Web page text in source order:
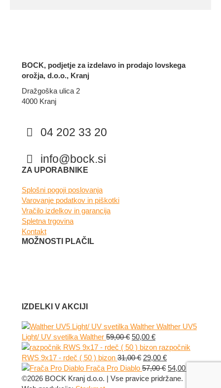
BOCK, podjetje za izdelavo in prodajo lovskega
orožja, d.o.o., Kranj
Dražgoška ulica 2
4000 Kranj
04 202 33 20
info@bock.si
Facebook
Instagram
ZA UPORABNIKE
Splošni pogoji poslovanja
Varovanje podatkov in piškotki
Vračilo izdelkov in garancija
Spletna trgovina
Kontakt
MOŽNOSTI PLAČIL
IZDELKI V AKCIJI
Walther UV5
Light/ UV svetilka Walther 59,00€ Izvirna
cena
je
bila:
59,00 €.
50,00 €Trenutna
cena
je:
50,00 €.
razpočnik
RWS 9x17 - rdeč ( 50 ) bizon 31,00€ Izvirna
cena
je
29,00 €Trenutna
cena
je:
Frača Pro Diablo 57,00€ Izvirna
cena
54,00
©2026 BOCK Kranj d.o.o. | Vse pravice pridržane.